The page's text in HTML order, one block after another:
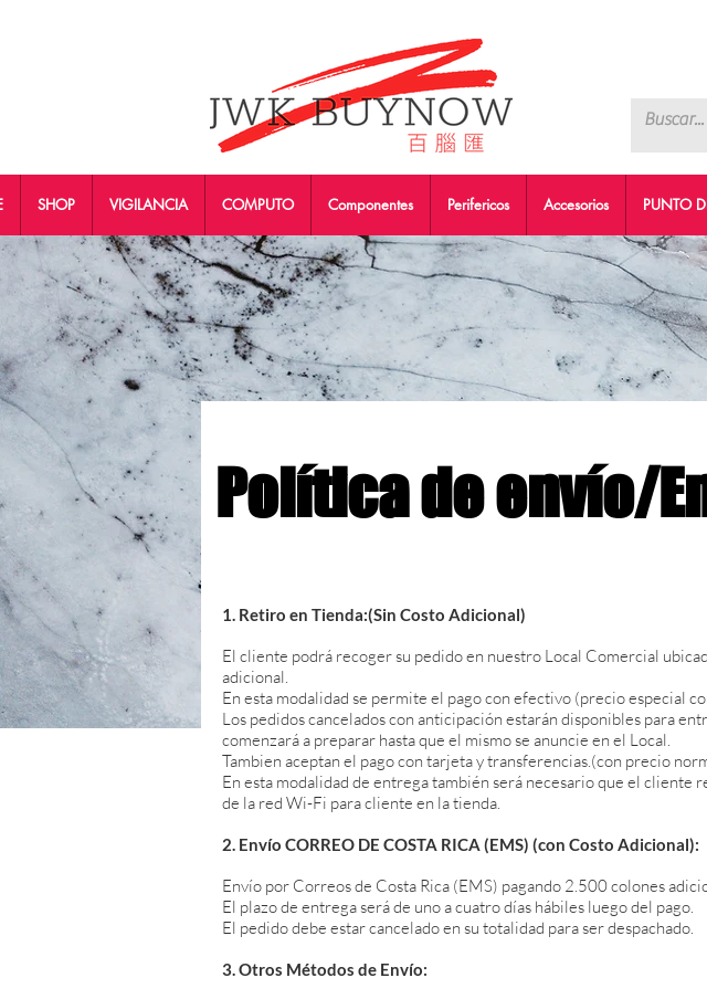
SHOP VIGILANCIA COMPUTO Componentes Perifericos Accesorios PUNTO
Política de envío/
1. Retiro en Tienda:(Sin Costo Adicional)
El cliente podrá recoger su pedido en nuestro Local Comercial
adicional.
En esta modalidad se permite el pago con efectivo (precio especial
Los pedidos cancelados con anticipación estarán disponibles para
comenzará a preparar hasta que el mismo se anuncie en el Local.
Tambien aceptan el pago con tarjeta y transferencias.(con precio
En esta modalidad de entrega también será necesario que el cliente
de la red Wi-Fi para cliente en la tienda.
2. Envío CORREO DE COSTA RICA (EMS) (con Costo Adicional):
Envío por Correos de Costa Rica (EMS) pagando 2.500 colones
El plazo de entrega será de uno a cuatro días hábiles luego del pago.
El pedido debe estar cancelado en su totalidad para ser despachado.
3. Otros Métodos de Envío: